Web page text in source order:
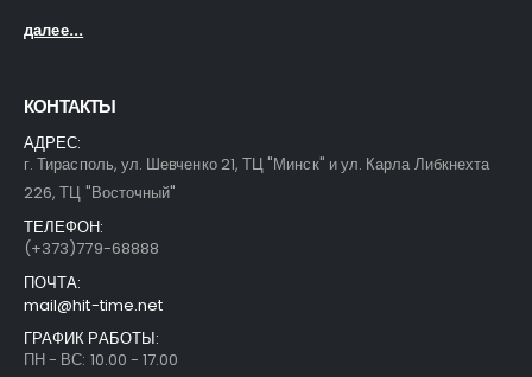
далее...
КОНТАКТЫ
АДРЕС:
г. Тирасполь, ул. Шевченко 21, ТЦ "Минск" и ул. Карла Либкнехта
226, ТЦ "Восточный"
ТЕЛЕФОН:
(+373)779-68888
ПОЧТА:
mail@hit-time.net
ГРАФИК РАБОТЫ:
ПН - ВС: 10.00 - 17.00